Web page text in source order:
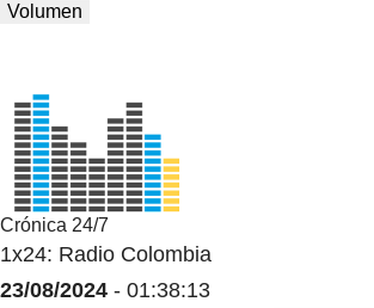
Volumen
Crónica 24/7
1x24: Radio Colombia
23/08/2024 - 01:38:13